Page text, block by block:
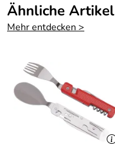
Ähnliche Artikel
Mehr entdecken >